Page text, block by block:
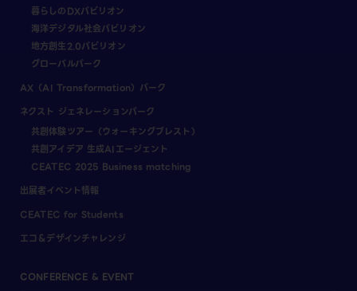
暮らしのDXパビリオン
海洋デジタル社会パビリオン
地方創生2.0パビリオン
グローバルパーク
AX（AI Transformation）パーク
ネクスト ジェネレーションパーク
共創体験ツアー（ウォーキングブレスト）
共創アイデア 生成AIエージェント
CEATEC 2025 Business matching
出展者イベント情報
CEATEC for Students
エコ＆デザインチャレンジ
CONFERENCE & EVENT